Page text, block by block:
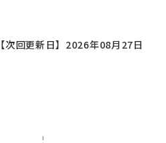
【次回更新日】2026年08月27日